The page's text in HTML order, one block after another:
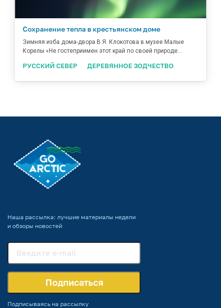
Сохранение тепла в крестьянском доме
Зимняя изба дома-двора В.Я. Клокотова в музее Малые
Корелы «Не гостеприимен этот край по своей природе...
РУССКИЙ СЕВЕР ДЕРЕВЯННОЕ ЗОДЧЕСТВО
Наша рассылка: лучшие материалы недели
и обзоры новостей
Подписаться
Подписываясь на рассылку